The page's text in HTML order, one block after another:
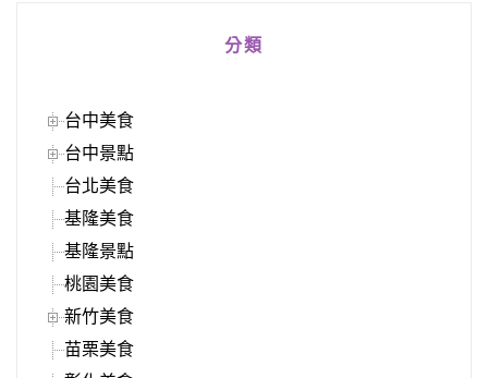
分類
台中美食
台中景點
台北美食
基隆美食
基隆景點
桃園美食
新竹美食
苗栗美食